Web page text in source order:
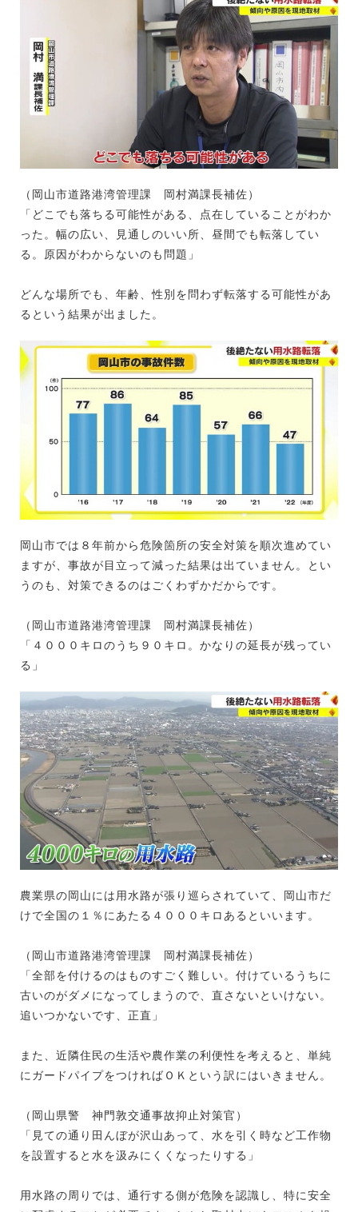
（岡山市道路港湾管理課 岡村満課長補佐）
「どこでも落ちる可能性がある、点在していることがわか
った。幅の広い、見通しのいい所、昼間でも転落してい
る。原因がわからないのも問題」
どんな場所でも、年齢、性別を問わず転落する可能性があ
るという結果が出ました。
岡山市では８年前から危険箇所の安全対策を順次進めてい
ますが、事故が目立って減った結果は出ていません。とい
うのも、対策できるのはごくわずかだからです。
（岡山市道路港湾管理課 岡村満課長補佐）
「４０００キロのうち９０キロ。かなりの延長が残ってい
る」
農業県の岡山には用水路が張り巡らされていて、岡山市だ
けで全国の１％にあたる４０００キロあるといいます。
（岡山市道路港湾管理課 岡村満課長補佐）
「全部を付けるのはものすごく難しい。付けているうちに
古いのがダメになってしまうので、直さないといけない。
追いつかないです、正直」
また、近隣住民の生活や農作業の利便性を考えると、単純
にガードパイプをつければＯＫという訳にはいきません。
（岡山県警 神門敦交通事故抑止対策官）
「見ての通り田んぼが沢山あって、水を引く時など工作物
を設置すると水を汲みにくくなったりする」
用水路の周りでは、通行する側が危険を認識し、特に安全